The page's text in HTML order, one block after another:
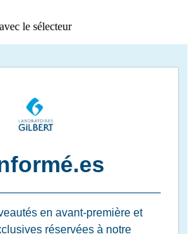
le sélecteur
en avant-première et
réservées à notre